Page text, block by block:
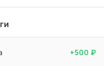
+500 ₽